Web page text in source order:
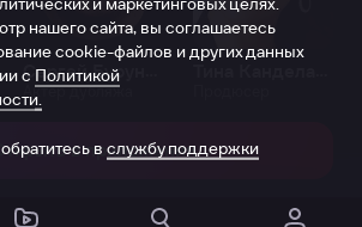
Актёр дубляжа
в приложении
нашего сайта, вы соглашаетесь
cookie-файлов и других данных
с Политикой
в службу поддержки